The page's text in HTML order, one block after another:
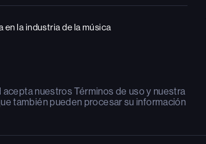
en la industria de la música
acepta nuestrosTérminos de usoy nuestra
también pueden procesar su información